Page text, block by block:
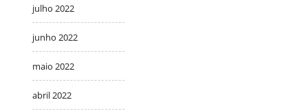
julho 2022
junho 2022
maio 2022
abril 2022